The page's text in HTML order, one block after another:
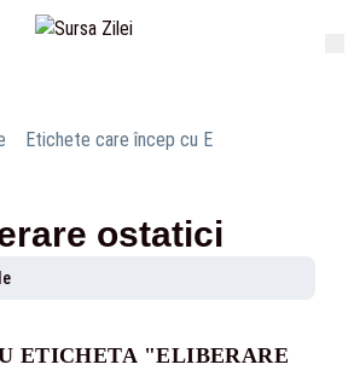
Etichete care încep cu E
ostatici
ETICHETA "ELIBERARE